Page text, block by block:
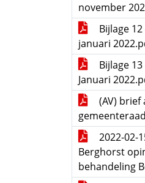
november
Bijlage
januari
Bijlage
Januari
(AV) brief
2022-02-
Berghorst
behandeling